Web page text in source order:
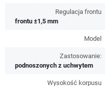
Regulacja frontu
frontu ±1,5 mm
Model
Zastosowanie:
podnoszonych z uchwytem
Wysokość korpusu